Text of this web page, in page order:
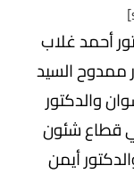
أحمد غلاب
ممدوح السيد
والدكتور
قطاع شئون
أيمن